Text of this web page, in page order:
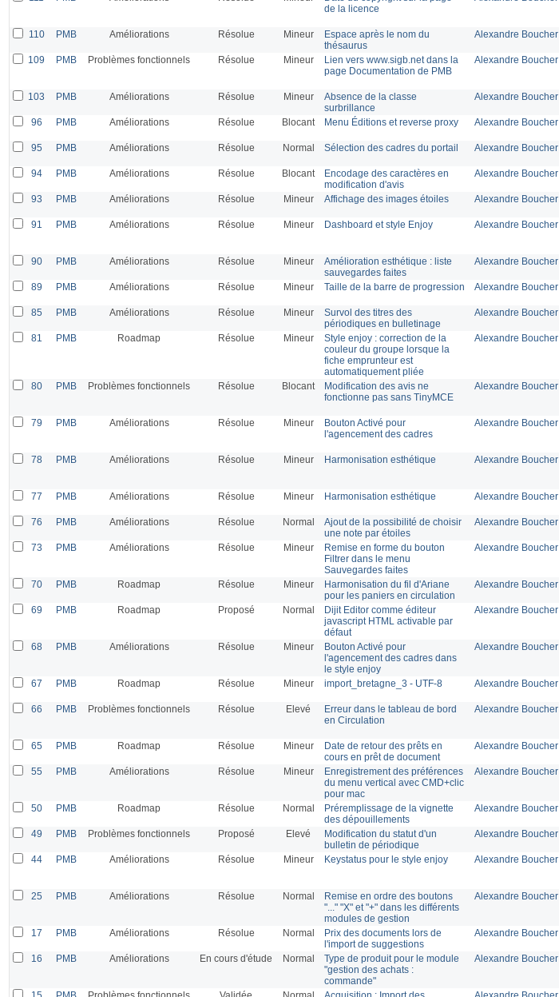
de la licence
110 PMB Améliorations Résolue Mineur
Espace après le nom du
thésaurus
Alexandre Boucher
109 PMB Problèmes fonctionnels Résolue Mineur
Lien vers www.sigb.net dans la
page Documentation de PMB
Alexandre Boucher
103 PMB Améliorations Résolue Mineur
Absence de la classe
surbrillance
Alexandre Boucher
96 PMB Améliorations Résolue Blocant Menu Éditions et reverse proxy Alexandre Boucher
95 PMB Améliorations Résolue Normal Sélection des cadres du portail Alexandre Boucher
94 PMB Améliorations Résolue Blocant
Encodage des caractères en
modification d'avis
Alexandre Boucher
93 PMB Améliorations Résolue Mineur Affichage des images étoiles Alexandre Boucher
91 PMB Améliorations Résolue Mineur Dashboard et style Enjoy Alexandre Boucher
90 PMB Améliorations Résolue Mineur
Amélioration esthétique : liste
sauvegardes faites
Alexandre Boucher
89 PMB Améliorations Résolue Mineur Taille de la barre de progression Alexandre Boucher
85 PMB Améliorations Résolue Mineur
Survol des titres des
périodiques en bulletinage
Alexandre Boucher
81 PMB Roadmap Résolue Mineur
Style enjoy : correction de la
couleur du groupe lorsque la
fiche emprunteur est
automatiquement pliée
Alexandre Boucher
80 PMB Problèmes fonctionnels Résolue Blocant
Modification des avis ne
fonctionne pas sans TinyMCE
Alexandre Boucher
79 PMB Améliorations Résolue Mineur
Bouton Activé pour
l'agencement des cadres
Alexandre Boucher
78 PMB Améliorations Résolue Mineur Harmonisation esthétique Alexandre Boucher
77 PMB Améliorations Résolue Mineur Harmonisation esthétique Alexandre Boucher
76 PMB Améliorations Résolue Normal
Ajout de la possibilité de choisir
une note par étoiles
Alexandre Boucher
73 PMB Améliorations Résolue Mineur
Remise en forme du bouton
Filtrer dans le menu
Sauvegardes faites
Alexandre Boucher
70 PMB Roadmap Résolue Mineur
Harmonisation du fil d'Ariane
pour les paniers en circulation
Alexandre Boucher
69 PMB Roadmap Proposé Normal
Dijit Editor comme éditeur
javascript HTML activable par
défaut
Alexandre Boucher
68 PMB Améliorations Résolue Mineur
Bouton Activé pour
l'agencement des cadres dans
le style enjoy
Alexandre Boucher
67 PMB Roadmap Résolue Mineur import_bretagne_3 - UTF-8 Alexandre Boucher
66 PMB Problèmes fonctionnels Résolue Elevé
Erreur dans le tableau de bord
en Circulation
Alexandre Boucher
65 PMB Roadmap Résolue Mineur
Date de retour des prêts en
cours en prêt de document
Alexandre Boucher
55 PMB Améliorations Résolue Mineur
Enregistrement des préférences
du menu vertical avec CMD+clic
pour mac
Alexandre Boucher
50 PMB Roadmap Résolue Normal
Préremplissage de la vignette
des dépouillements
Alexandre Boucher
49 PMB Problèmes fonctionnels Proposé Elevé
Modification du statut d'un
bulletin de périodique
Alexandre Boucher
44 PMB Améliorations Résolue Mineur Keystatus pour le style enjoy Alexandre Boucher
25 PMB Améliorations Résolue Normal
Remise en ordre des boutons
"..." "X" et "+" dans les différents
modules de gestion
Alexandre Boucher
17 PMB Améliorations Résolue Normal
Prix des documents lors de
l'import de suggestions
Alexandre Boucher
16 PMB Améliorations En cours d'étude Normal
Type de produit pour le module
"gestion des achats :
commande"
Alexandre Boucher